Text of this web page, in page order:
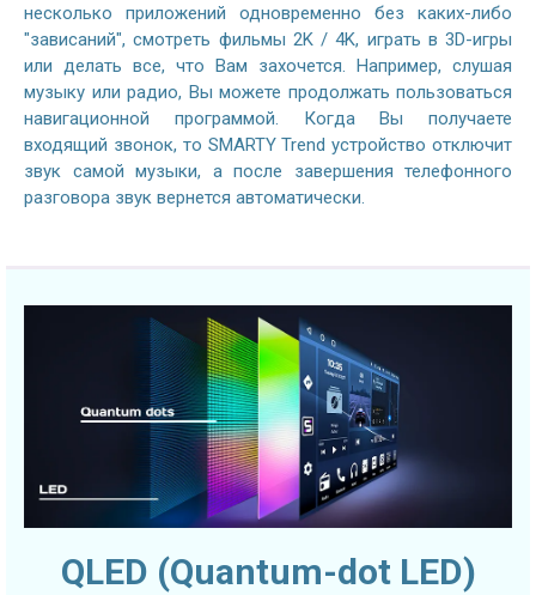
несколько приложений одновременно без каких-либо
"зависаний", смотреть фильмы 2K / 4K, играть в 3D-игры
или делать все, что Вам захочется. Например, слушая
музыку или радио, Вы можете продолжать пользоваться
навигационной программой. Когда Вы получаете
входящий звонок, то SMARTY Trend устройство отключит
звук самой музыки, а после завершения телефонного
разговора звук вернется автоматически.
QLED (Quantum-dot LED)